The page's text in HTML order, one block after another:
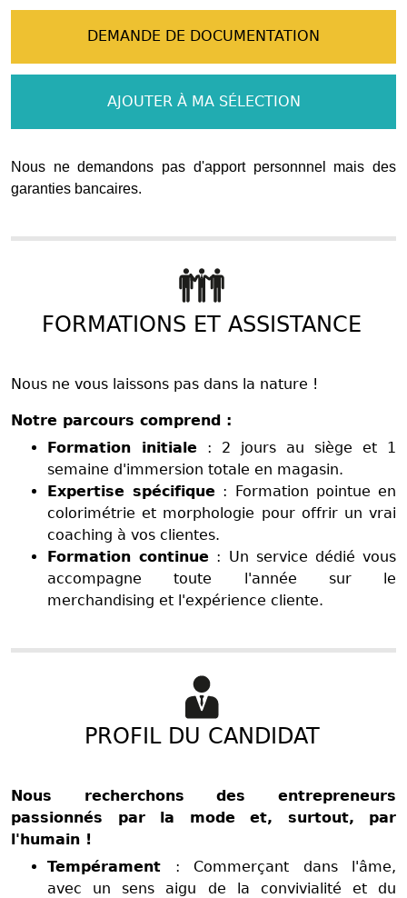
DEMANDE DE DOCUMENTATION
AJOUTER À MA SÉLECTION
Nous ne demandons pas d'apport personnnel mais des
garanties bancaires.
FORMATIONS ET ASSISTANCE
Nous ne vous laissons pas dans la nature !
Notre parcours comprend :
Formation initiale : 2 jours au siège et 1
semaine d'immersion totale en magasin.
Expertise spécifique : Formation pointue en
colorimétrie et morphologie pour offrir un vrai
coaching à vos clientes.
Formation continue : Un service dédié vous
accompagne toute l'année sur le
merchandising et l'expérience cliente.
PROFIL DU CANDIDAT
Nous recherchons des entrepreneurs
passionnés par la mode et, surtout, par
l'humain !
Tempérament : Commerçant dans l'âme,
avec un sens aigu de la convivialité et du